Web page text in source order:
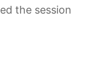
the session